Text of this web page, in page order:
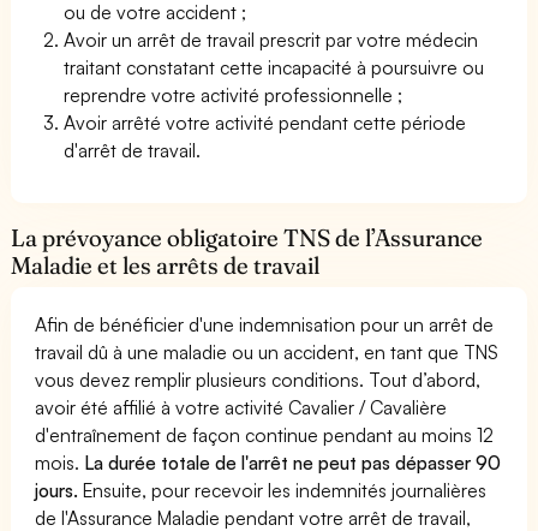
ou de votre accident ;
Avoir un arrêt de travail prescrit par votre médecin
traitant constatant cette incapacité à poursuivre ou
reprendre votre activité professionnelle ;
Avoir arrêté votre activité pendant cette période
d'arrêt de travail.
La prévoyance obligatoire TNS de l’Assurance
Maladie et les arrêts de travail
Afin de bénéficier d'une indemnisation pour un arrêt de
travail dû à une maladie ou un accident, en tant que TNS
vous devez remplir plusieurs conditions. Tout d’abord,
avoir été affilié à votre activité Cavalier / Cavalière
d'entraînement de façon continue pendant au moins 12
mois. La durée totale de l'arrêt ne peut pas dépasser 90
jours. Ensuite, pour recevoir les indemnités journalières
de l'Assurance Maladie pendant votre arrêt de travail,